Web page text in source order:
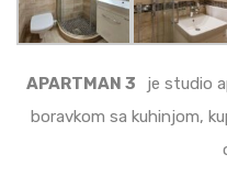
APARTMAN 3
je studio
boravkom sa kuhinjom,